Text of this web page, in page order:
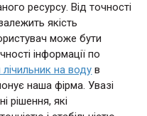
ресурсу. Від точності
якість
може бути
інформації по
лічильник на воду в
наша фірма. Увазі
рішення, які